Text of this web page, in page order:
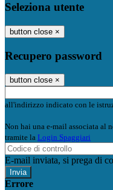
Seleziona utente
button close ×
Recupero password
button close ×
all'indirizzo indicato con le
Non hai una e-mail associata al
tramite la Login Spaggiari
E-mail inviata, si prega di
Errore